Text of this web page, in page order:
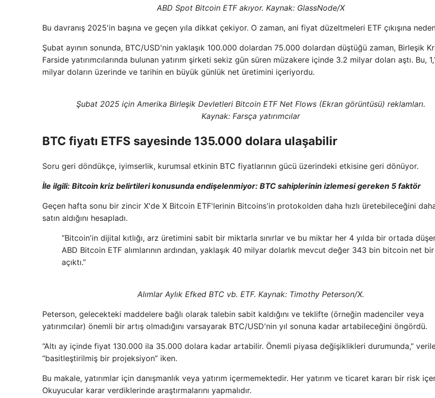
ABD Spot Bitcoin ETF akıyor. Kaynak: GlassNode/X
Bu davranış 2025'in başına ve geçen yıla dikkat çekiyor. O zaman, ani fiyat düzeltmeleri ETF çıkışına
Şubat ayının sonunda, BTC/USD'nin yaklaşık 100.000 dolardan 75.000 dolardan düştüğü zaman, Birleşik
Farside yatırımcılarında bulunan yatırım şirketi sekiz gün süren müzakere içinde 3.2 milyar doları aştı. Bu,
milyar doların üzerinde ve tarihin en büyük günlük net üretimini içeriyordu.
Şubat 2025 için Amerika Birleşik Devletleri Bitcoin ETF Net Flows (Ekran görüntüsü) reklamları.
Kaynak: Farsça yatırımcılar
BTC fiyatı ETFS sayesinde 135.000 dolara ulaşabilir
Soru geri döndükçe, iyimserlik, kurumsal etkinin BTC fiyatlarının gücü üzerindeki etkisine geri dönüyor.
İle ilgili: Bitcoin kriz belirtileri konusunda endişelenmiyor: BTC sahiplerinin izlemesi gereken 5 faktör
Geçen hafta sonu bir zincir X'de X Bitcoin ETF'lerinin Bitcoins'in protokolden daha hızlı üretebileceğini daha
satın aldığını hesapladı.
“Bitcoin'in dijital kıtlığı, arz üretimini sabit bir miktarla sınırlar ve bu miktar her 4 yılda bir ortada
ABD Bitcoin ETF alımlarının ardından, yaklaşık 40 milyar dolarlık mevcut değer 343 bin bitcoin net bir
açıktı.”
Alımlar Aylık Efked BTC vb. ETF. Kaynak: Timothy Peterson/X.
Peterson, gelecekteki maddelere bağlı olarak talebin sabit kaldığını ve teklifte (örneğin madenciler veya
yatırımcılar) önemli bir artış olmadığını varsayarak BTC/USD'nin yıl sonuna kadar artabileceğini öngördü.
“Altı ay içinde fiyat 130.000 ila 35.000 dolara kadar artabilir. Önemli piyasa değişiklikleri durumunda,”
“basitleştirilmiş bir projeksiyon” iken.
Bu makale, yatırımlar için danışmanlık veya yatırım içermemektedir. Her yatırım ve ticaret kararı bir risk
Okuyucular karar verdiklerinde araştırmalarını yapmalıdır.